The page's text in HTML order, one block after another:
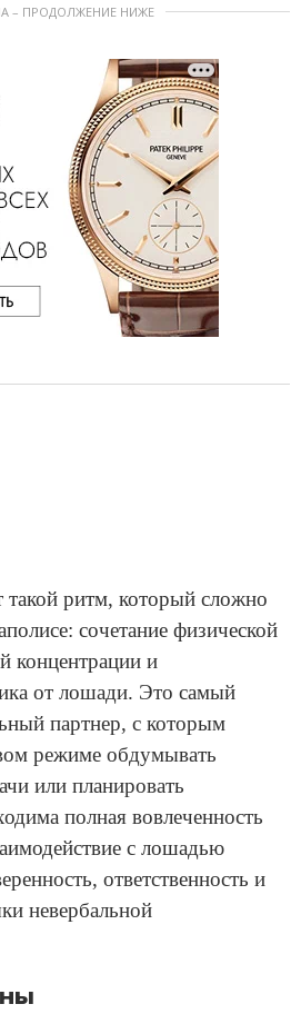
– ПРОДОЛЖЕНИЕ НИЖЕ
такой ритм, который сложно
сочетание физической
концентрации и
от лошади. Это самый
партнер, с которым
режиме обдумывать
или планировать
полная вовлеченность
с лошадью
ответственность и
невербальной